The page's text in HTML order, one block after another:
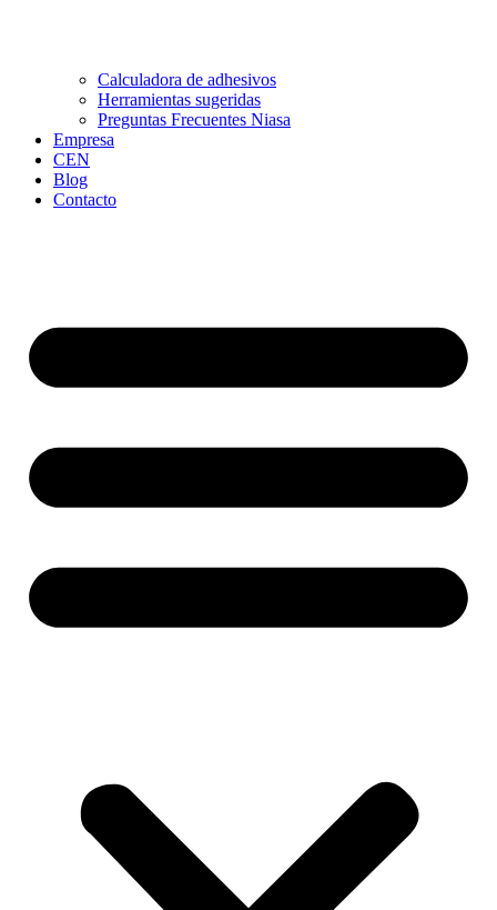
Calculadora de adhesivos
Herramientas sugeridas
Preguntas Frecuentes Niasa
Empresa
CEN
Blog
Contacto